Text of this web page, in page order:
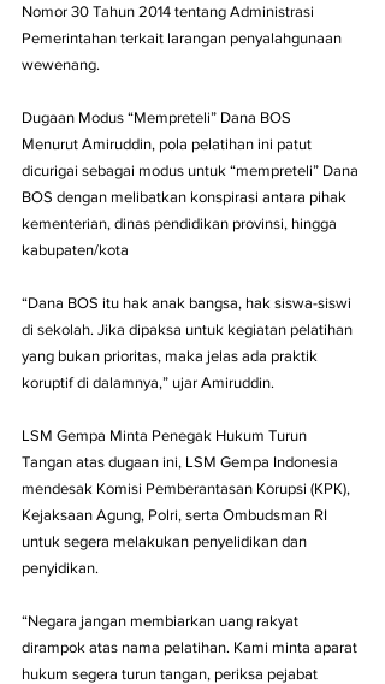
Nomor 30 Tahun 2014 tentang Administrasi
Pemerintahan terkait larangan penyalahgunaan
wewenang.
Dugaan Modus “Mempreteli” Dana BOS
Menurut Amiruddin, pola pelatihan ini patut
dicurigai sebagai modus untuk “mempreteli” Dana
BOS dengan melibatkan konspirasi antara pihak
kementerian, dinas pendidikan provinsi, hingga
kabupaten/kota
“Dana BOS itu hak anak bangsa, hak siswa-siswi
di sekolah. Jika dipaksa untuk kegiatan pelatihan
yang bukan prioritas, maka jelas ada praktik
koruptif di dalamnya,” ujar Amiruddin.
LSM Gempa Minta Penegak Hukum Turun
Tangan atas dugaan ini, LSM Gempa Indonesia
mendesak Komisi Pemberantasan Korupsi (KPK),
Kejaksaan Agung, Polri, serta Ombudsman RI
untuk segera melakukan penyelidikan dan
penyidikan.
“Negara jangan membiarkan uang rakyat
dirampok atas nama pelatihan. Kami minta aparat
hukum segera turun tangan, periksa pejabat